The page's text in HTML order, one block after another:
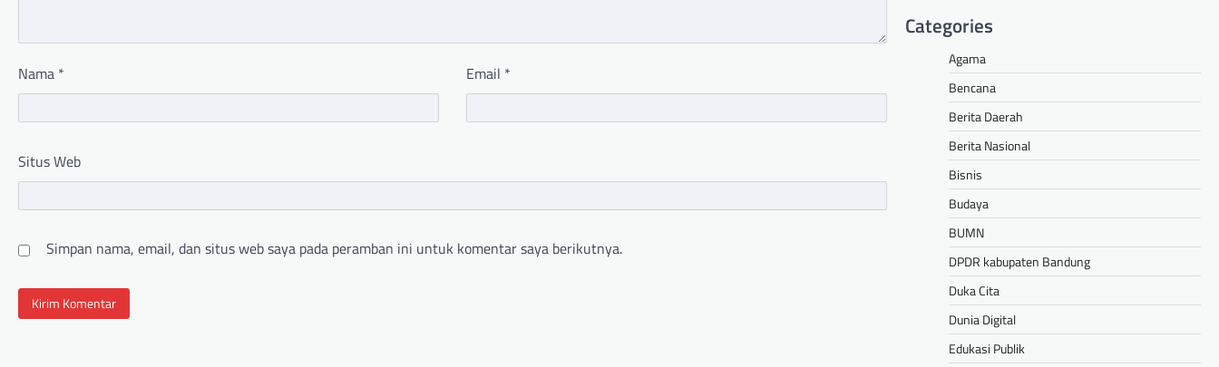
Nama * Email *
Situs Web
Simpan nama, email, dan situs web saya pada peramban ini untuk komentar saya berikutnya.
Categories
Agama
Bencana
Berita Daerah
Berita Nasional
Bisnis
Budaya
BUMN
DPDR kabupaten Bandung
Duka Cita
Dunia Digital
Edukasi Publik